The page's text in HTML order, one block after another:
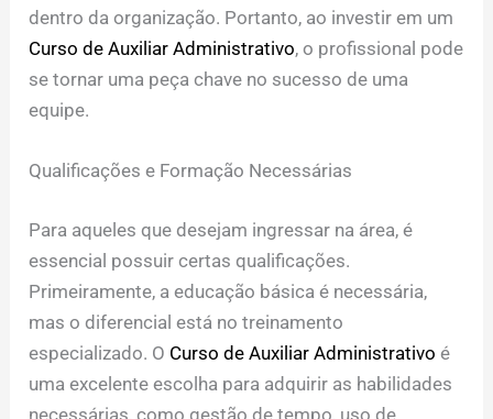
dentro da organização. Portanto, ao investir em um
Curso de Auxiliar Administrativo, o profissional pode
se tornar uma peça chave no sucesso de uma
equipe.
Qualificações e Formação Necessárias
Para aqueles que desejam ingressar na área, é
essencial possuir certas qualificações.
Primeiramente, a educação básica é necessária,
mas o diferencial está no treinamento
especializado. O Curso de Auxiliar Administrativo é
uma excelente escolha para adquirir as habilidades
necessárias, como gestão de tempo, uso de